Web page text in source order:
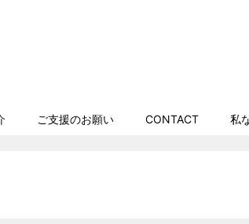
ご支援のお願い CONTACT 私